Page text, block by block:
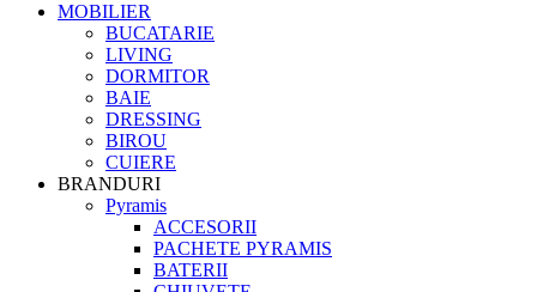
MOBILIER
BUCATARIE
LIVING
DORMITOR
BAIE
DRESSING
BIROU
CUIERE
BRANDURI
Pyramis
ACCESORII
PACHETE PYRAMIS
BATERII